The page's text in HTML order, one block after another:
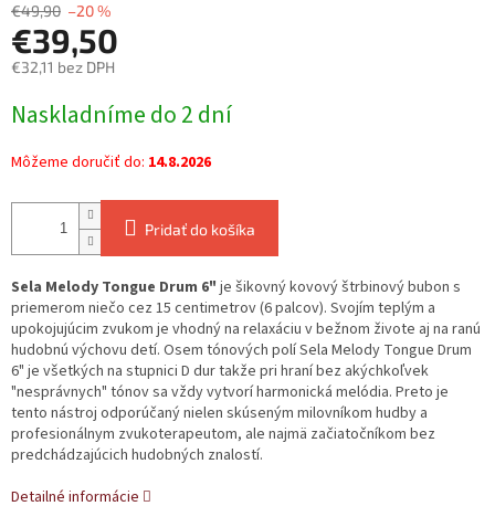
€49,90 –20 %
€39,50
€32,11 bez DPH
cena:
Naskladníme do 2 dní
Môžeme doručiť do: 14.8.2026
Pridať do košíka
Sela Melody Tongue Drum 6" je šikovný kovový štrbinový bubon s
priemerom niečo cez 15 centimetrov (6 palcov). Svojím teplým a
upokojujúcim zvukom je vhodný na relaxáciu v bežnom živote aj na ranú
hudobnú výchovu detí. Osem tónových polí Sela Melody Tongue Drum
6" je všetkých na stupnici D dur takže pri hraní bez akýchkoľvek
"nesprávnych" tónov sa vždy vytvorí harmonická melódia. Preto je
tento nástroj odporúčaný nielen skúseným milovníkom hudby a
profesionálnym zvukoterapeutom, ale najmä začiatočníkom bez
predchádzajúcich hudobných znalostí.
Detailné informácie